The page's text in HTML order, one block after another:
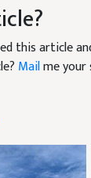
this article
Mailme your